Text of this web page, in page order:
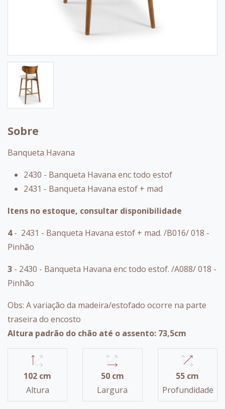
Sobre
Banqueta Havana
2430 - Banqueta Havana enc todo estof
2431 - Banqueta Havana estof + mad
Itens no estoque, consultar disponibilidade
4- 2431 - Banqueta Havana estof + mad. /B016/ 018 -
Pinhão
3 - 2430 - Banqueta Havana enc todo estof. /A088/ 018 -
Pinhão
Obs: A variação da madeira/estofado ocorre na parte
traseira do encosto
Altura padrão do chão até o assento: 73,5cm
102 cm
Altura
50 cm
Largura
55 cm
Profundidade